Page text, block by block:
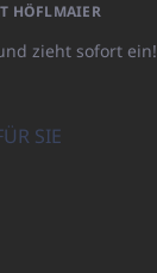
HÖFLMAIER
zieht sofort ein!
SIE